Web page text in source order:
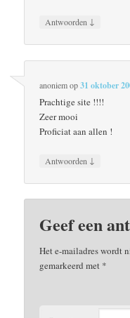
Antwoorden ↓
anoniemop31 oktober
Prachtige site !!!!
Zeer mooi
Proficiat aan allen !
Antwoorden ↓
Geef een
Het e-mailadres wordt
gemarkeerd met *